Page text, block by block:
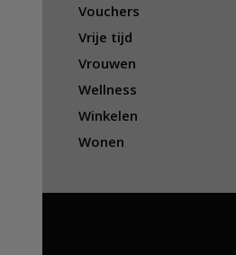
Vouchers
Vrije tijd
Vrouwen
Wellness
Winkelen
Wonen